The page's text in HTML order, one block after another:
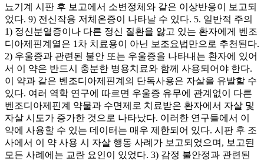
뇨기계 시판 후 보고에서 소변정체와 같은 이상반응이 보고되
었다. 9) 전신작용 저체온증이 나타날 수 있다. 5. 일반적 주의
1) 정신분열증이나 다른 정신 질환을 앓고 있는 환자에게 벤조
디아제핀계열은 1차 치료용이 아닌 보조요법만으로 추천된다.
2) 우울증과 관련된 불안 또는 우울증을 나타내는 환자에 있어
서 이 약은 반드시 충분한 병용치료와 함께 사용되어야 한다.
이 약과 같은 벤조디아제핀계의 단독사용은 자살을 유발할 수
있다. 여러 역학 연구에 따르면 우울증 유무에 관계없이 다른
벤조디아제핀계 약물과 수면제로 치료받은 환자에서 자살 및
자살 시도가 증가한 것으로 나타났다. 이러한 연구들에서 이
약에 사용할 수 있는 데이터는 매우 제한되어 있다. 시판 후 조
사에서 이 약 사용 시 자살 행동 사례가 보고되었으며, 보고된
모든 사례에는 교란 요인이 있었다. 3) 감정 불안정과 관련된